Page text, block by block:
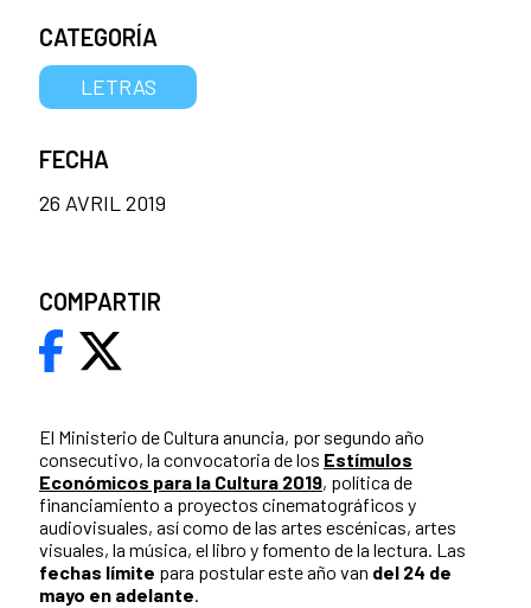
El Ministerio de Cultura anuncia, por segundo año
consecutivo, la convocatoria de los Estímulos
Económicos para la Cultura 2019, política de
financiamiento a proyectos cinematográficos y
audiovisuales, así como de las artes escénicas, artes
visuales, la música, el libro y fomento de la lectura. Las
fechas límite para postular este año van del 24 de
mayo en adelante.
CATEGORÍA
LETRAS
FECHA
26 AVRIL 2019
COMPARTIR